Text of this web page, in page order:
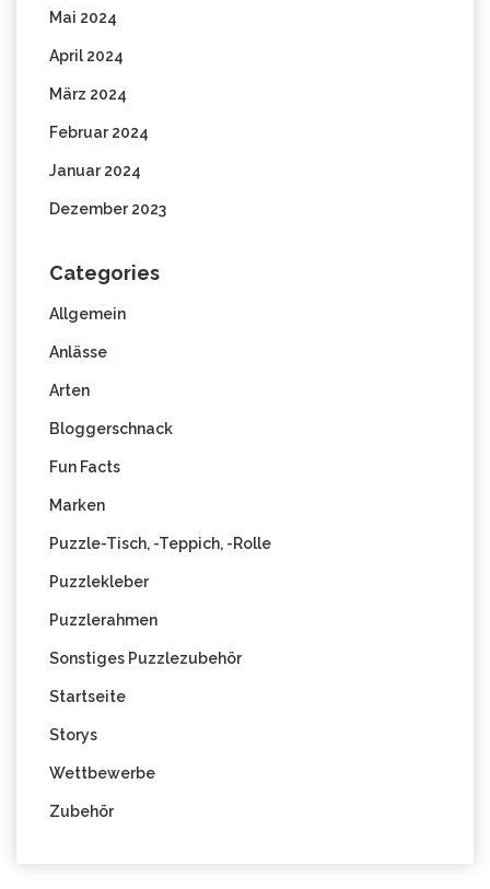
Mai 2024
April 2024
März 2024
Februar 2024
Januar 2024
Dezember 2023
Categories
Allgemein
Anlässe
Arten
Bloggerschnack
Fun Facts
Marken
Puzzle-Tisch, -Teppich, -Rolle
Puzzlekleber
Puzzlerahmen
Sonstiges Puzzlezubehör
Startseite
Storys
Wettbewerbe
Zubehör